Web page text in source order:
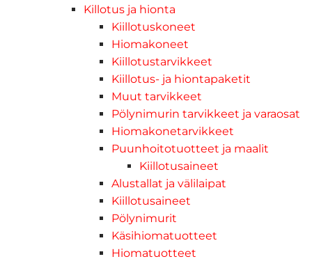
Killotus ja hionta
Kiillotuskoneet
Hiomakoneet
Kiillotustarvikkeet
Kiillotus- ja hiontapaketit
Muut tarvikkeet
Pölynimurin tarvikkeet ja varaosat
Hiomakonetarvikkeet
Puunhoitotuotteet ja maalit
Kiillotusaineet
Alustallat ja välilaipat
Kiillotusaineet
Pölynimurit
Käsihiomatuotteet
Hiomatuotteet